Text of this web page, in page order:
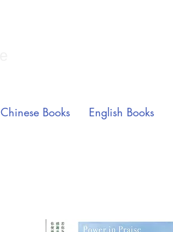
Chinese Books English Books